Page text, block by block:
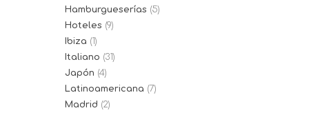
Hamburgueserías (5)
Hoteles (9)
Ibiza (1)
Italiano (31)
Japón (4)
Latinoamericana (7)
Madrid (2)